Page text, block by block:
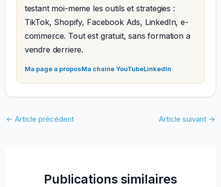
testant moi-meme les outils et strategies :
TikTok, Shopify, Facebook Ads, LinkedIn, e-
commerce. Tout est gratuit, sans formation a
vendre derriere.
Ma page a proposMa chaine YouTubeLinkedIn
← Article précédent Article suivant →
Publications similaires